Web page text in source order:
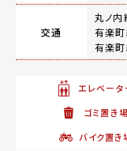
交通
丸ノ内
有楽
有楽
エレベータ
ゴミ置き場
バイク置き